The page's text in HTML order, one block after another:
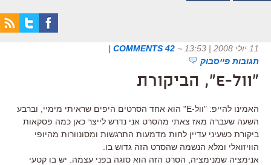
11 יולי 2008 | 13:53 ~
42 COMMENTS
|
תגובות פייסבוק
"וול-E", הביקורת
האמינו להייפ: "וול-E" הוא אחד הסרטים היפים שראיתי מימיי, וברבע
השעה שעברה מאז צאתי מהסרט אני נדרש לייצר כאן כמה פסקאות
ביקורת כשעיני עדיין לחות מדמעות התרגשות ומסונוורות מהיופי
הוויזואלי ומלא הנשמה שהסרט הזה גדוש בו.
אנימציה שמנימציה, הסרט הזה הוא סוגה בפני עצמה. יש בו קטעי